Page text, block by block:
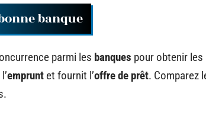
banque
parmi les banques pour obtenir
emprunt et fournit l’offre de prêt. Comparez